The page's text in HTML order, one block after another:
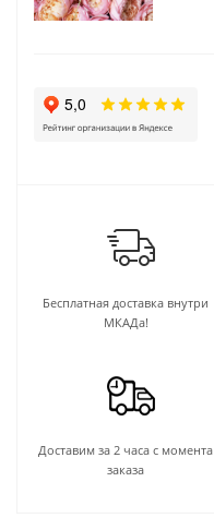
Бесплатная доставка внутри
МКАДа!
Доставим за 2 часа с момента
заказа